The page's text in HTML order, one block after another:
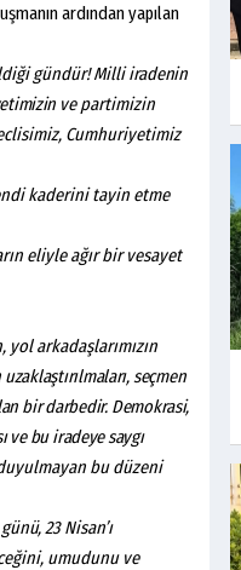
ardından yapılan
gündür! Milliiradenin
ve partimizin
Cumhuriyetimiz
kaderini tayin etme
eliyle ağır bir vesayet
yol arkadaşlarımızın
uzaklaştırılmaları,seçmen
bir darbedir. Demokrasi,
ve bu iradeye saygı
bu düzeni
günü,23 Nisan’ı
umudunu ve